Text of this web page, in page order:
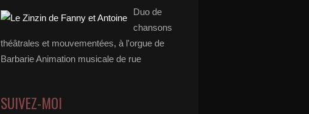
Duo de
chansons
théâtrales et mouvementées, à l'orgue de
Barbarie Animation musicale de rue
SUIVEZ-MOI